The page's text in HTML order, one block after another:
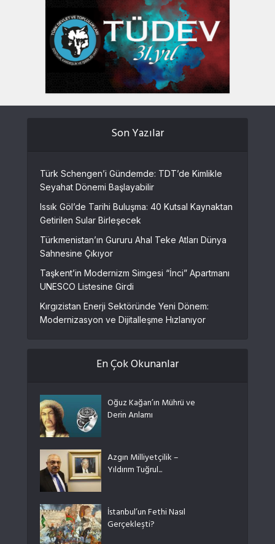
Son Yazılar
Türk Schengen’i Gündemde: TDT’de Kimlikle
Seyahat Dönemi Başlayabilir
Issık Göl’de Tarihi Buluşma: 40 Kutsal Kaynaktan
Getirilen Sular Birleşecek
Türkmenistan’ın Gururu Ahal Teke Atları Dünya
Sahnesine Çıkıyor
Taşkent’in Modernizm Simgesi “İnci” Apartmanı
UNESCO Listesine Girdi
Kırgızistan Enerji Sektöründe Yeni Dönem:
Modernizasyon ve Dijitalleşme Hızlanıyor
En Çok Okunanlar
Oğuz Kağan’ın Mührü ve
Derin Anlamı
Azgın Milliyetçilik –
Yıldırım Tuğrul...
İstanbul’un Fethi Nasıl
Gerçekleşti?